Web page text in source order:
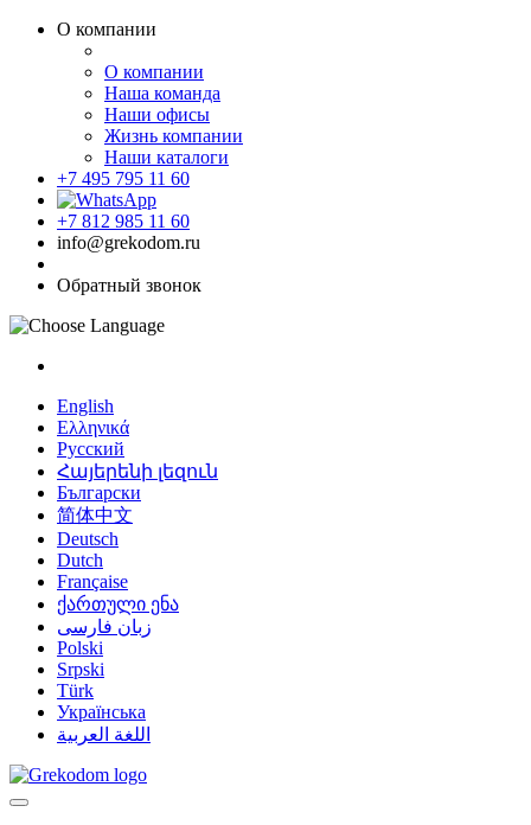
О компании
О компании
Наша команда
Наши офисы
Жизнь компании
Наши каталоги
+7 495 795 11 60
+7 812 985 11 60
info@grekodom.ru
Обратный звонок
English
Ελληνικά
Русский
Հայերենի լեզուն
Български
简体中文
Deutsch
Dutch
Française
ქართული ენა
زبان فارسی
Polski
Srpski
Türk
Українська
اللغة العربية